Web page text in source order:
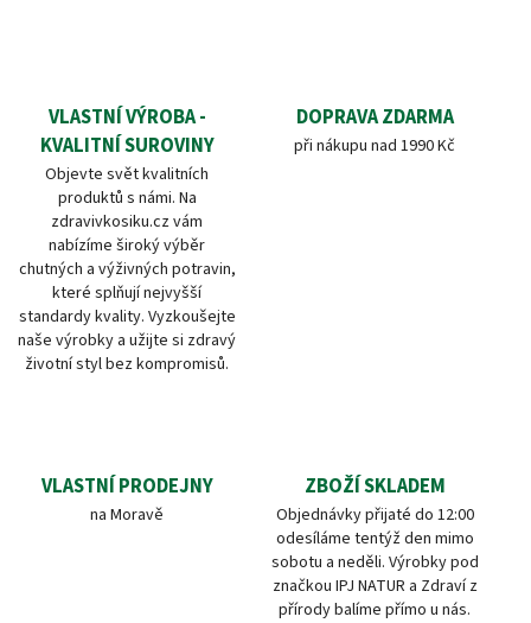
VLASTNÍ VÝROBA -
KVALITNÍ SUROVINY
Objevte svět kvalitních
produktů s námi. Na
zdravivkosiku.cz vám
nabízíme široký výběr
chutných a výživných potravin,
které splňují nejvyšší
standardy kvality. Vyzkoušejte
naše výrobky a užijte si zdravý
životní styl bez kompromisů.
DOPRAVA ZDARMA
při nákupu nad 1990 Kč
VLASTNÍ PRODEJNY
na Moravě
ZBOŽÍ SKLADEM
Objednávky přijaté do 12:00
odesíláme tentýž den mimo
sobotu a neděli. Výrobky pod
značkou IPJ NATUR a Zdraví z
přírody balíme přímo u nás.